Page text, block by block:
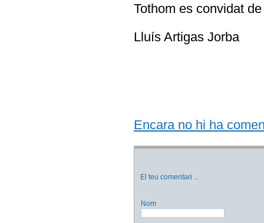
Tothom es convidat
Lluís Artigas Jorba
Encara no hi ha
El teu comentari ...
Nom